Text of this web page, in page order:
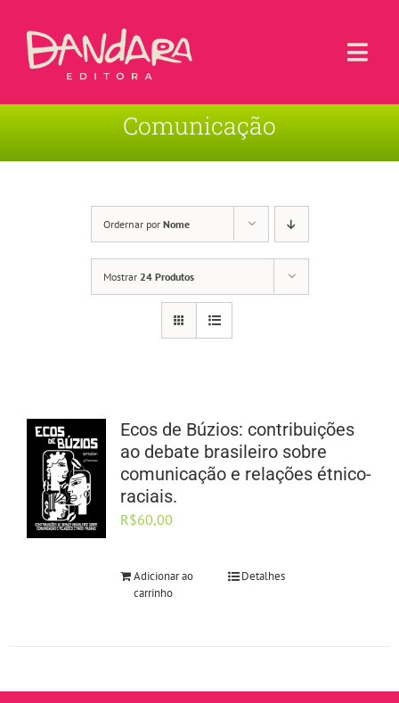
Sobre a Editora
Comunicação
Ordernar por Nome
Mostrar 24 Produtos
Ecos de Búzios: contribuições
ao debate brasileiro sobre
comunicação e relações étnico-
raciais.
R$60,00
Adicionar ao
carrinho
Detalhes